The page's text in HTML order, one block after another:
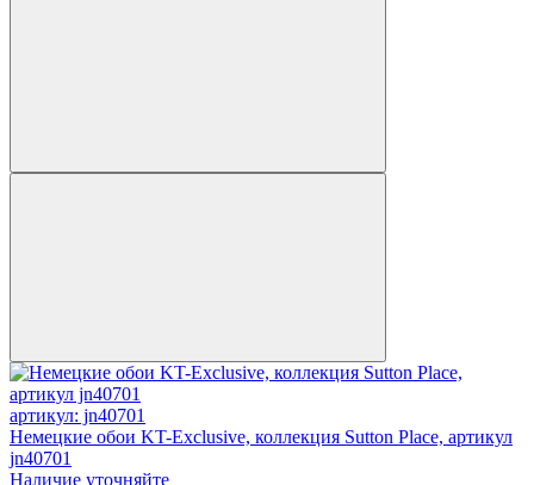
артикул: jn40701
Немецкие обои KT-Exclusive, коллекция Sutton Place, артикул
jn40701
Наличие уточняйте